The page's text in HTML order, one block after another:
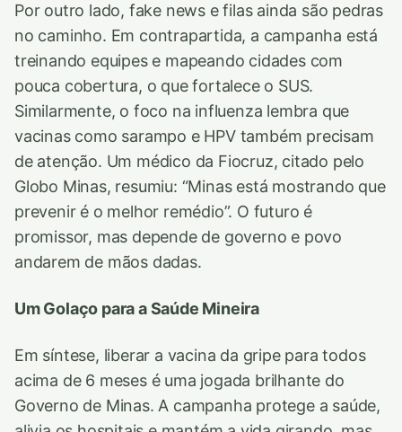
Por outro lado, fake news e filas ainda são pedras
no caminho. Em contrapartida, a campanha está
treinando equipes e mapeando cidades com
pouca cobertura, o que fortalece o SUS.
Similarmente, o foco na influenza lembra que
vacinas como sarampo e HPV também precisam
de atenção. Um médico da Fiocruz, citado pelo
Globo Minas, resumiu: “Minas está mostrando que
prevenir é o melhor remédio”. O futuro é
promissor, mas depende de governo e povo
andarem de mãos dadas.
Um Golaço para a Saúde Mineira
Em síntese, liberar a vacina da gripe para todos
acima de 6 meses é uma jogada brilhante do
Governo de Minas. A campanha protege a saúde,